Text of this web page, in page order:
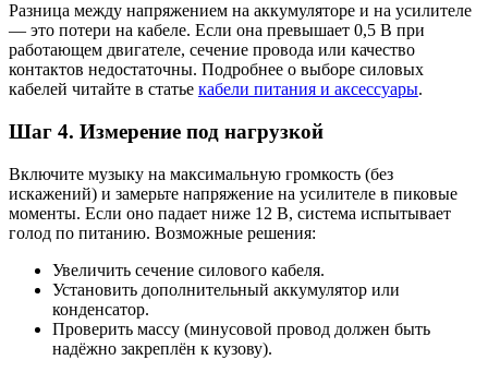
Разница между напряжением на аккумуляторе и на усилителе
— это потери на кабеле. Если она превышает 0,5 В при
работающем двигателе, сечение провода или качество
контактов недостаточны. Подробнее о выборе силовых
кабелей читайте в статье кабели питания и аксессуары.
Шаг 4. Измерение под нагрузкой
Включите музыку на максимальную громкость (без
искажений) и замерьте напряжение на усилителе в пиковые
моменты. Если оно падает ниже 12 В, система испытывает
голод по питанию. Возможные решения:
Увеличить сечение силового кабеля.
Установить дополнительный аккумулятор или
конденсатор.
Проверить массу (минусовой провод должен быть
надёжно закреплён к кузову).